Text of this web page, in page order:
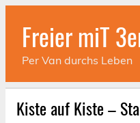
Skip
contentFreier miT
Per Van durchs Leben
Kiste auf Kiste –